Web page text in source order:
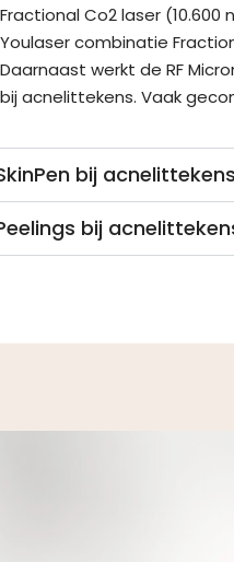
Fractional Co2 laser (10.600
Youlaser combinatie
Daarnaast werkt de RF
bij acnelittekens. Vaak
bij acnelittekens
bij